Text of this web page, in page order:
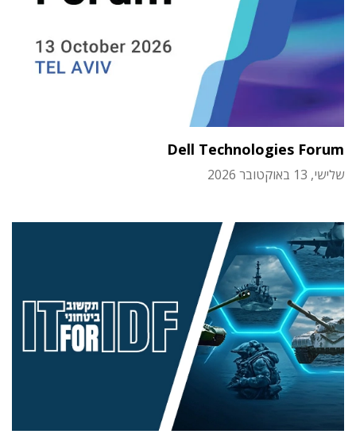
Dell Technologies Forum
שלישי, 13 באוקטובר 2026